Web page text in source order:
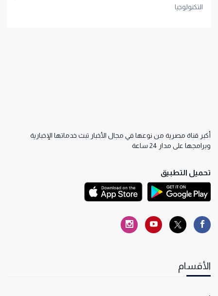
التكنولوجيا
أكبر قناة مصرية من نوعها في مجال الأخبار تبث خدماتها الإخبارية
وبرامجها على مدار 24 ساعة
تحميل التطبيق
الأقسام